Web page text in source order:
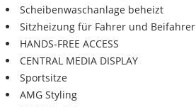
Scheibenwaschanlage beheizt
Sitzheizung für Fahrer und Beifahrer
HANDS-FREE ACCESS
CENTRAL MEDIA DISPLAY
Sportsitze
AMG Styling